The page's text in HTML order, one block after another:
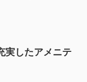
実したアメニテ